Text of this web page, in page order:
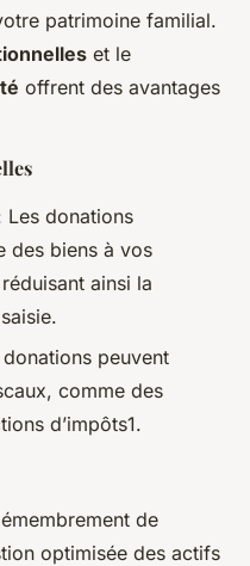
patrimoine familial.
et le
offrent des avantages
Les donations
des biens à vos
ainsi la
peuvent
comme des
d’impôts1.
de
optimisée des actifs